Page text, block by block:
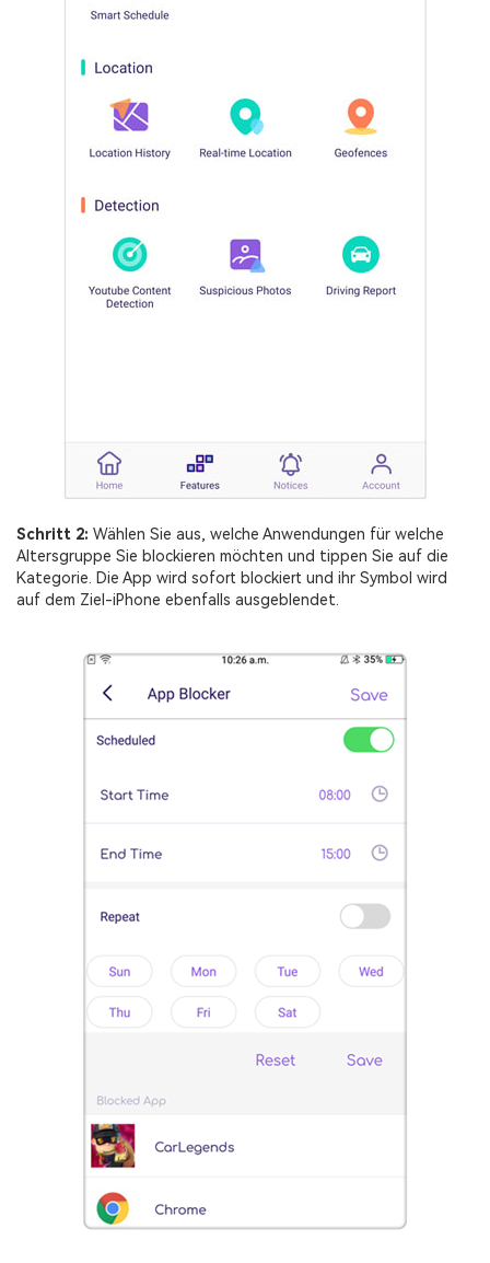
Schritt 2: Wählen Sie aus, welche Anwendungen für welche
Altersgruppe Sie blockieren möchten und tippen Sie auf die
Kategorie. Die App wird sofort blockiert und ihr Symbol wird
auf dem Ziel-iPhone ebenfalls ausgeblendet.